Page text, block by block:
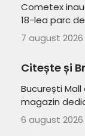
Cometex
18-lea parc
7 august 2026
Citește și
București
magazin
6 august 2026